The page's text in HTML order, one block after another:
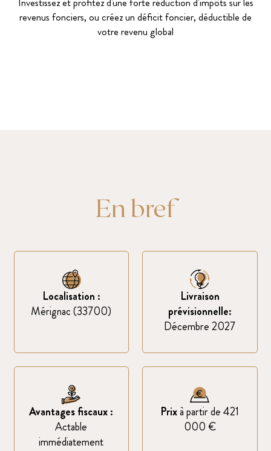
revenus fonciers, ou créez un déficit foncier, déductible de
votre revenu global
En bref
Localisation :
Mérignac (33700)
Livraison
prévisionnelle:
Décembre 2027
Avantages fiscaux :
Actable
immédiatement
Prixà partir de 421
000 €